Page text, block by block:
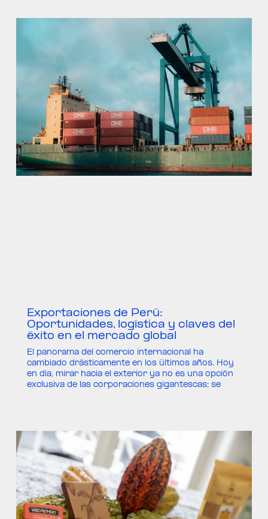
Exportaciones de Perú:
Oportunidades, logística y claves del
éxito en el mercado global
El panorama del comercio internacional ha
cambiado drásticamente en los últimos años. Hoy
en día, mirar hacia el exterior ya no es una opción
exclusiva de las corporaciones gigantescas; se